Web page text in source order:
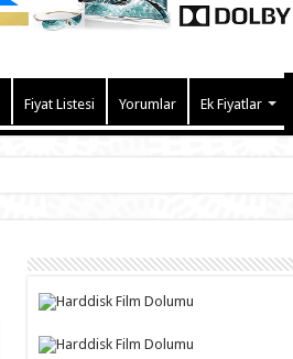
Fiyat Listesi Yorumlar Ek Fiyatlar